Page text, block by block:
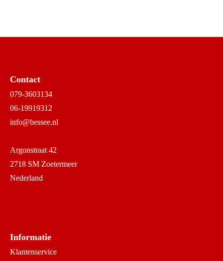
Contact
079-3603134
06-19919312
info@bessee.nl
Argonstraat 42
2718 SM Zoetermeer
Nederland
Informatie
Klantenservice